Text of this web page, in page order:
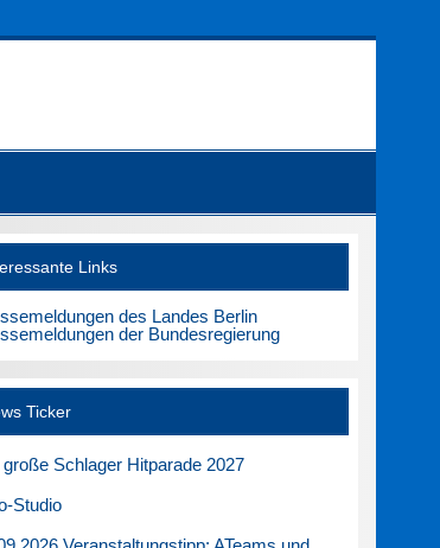
Links
des Landes Berlin
der Bundesregierung
Ticker
große Schlager Hitparade 2027
Studio